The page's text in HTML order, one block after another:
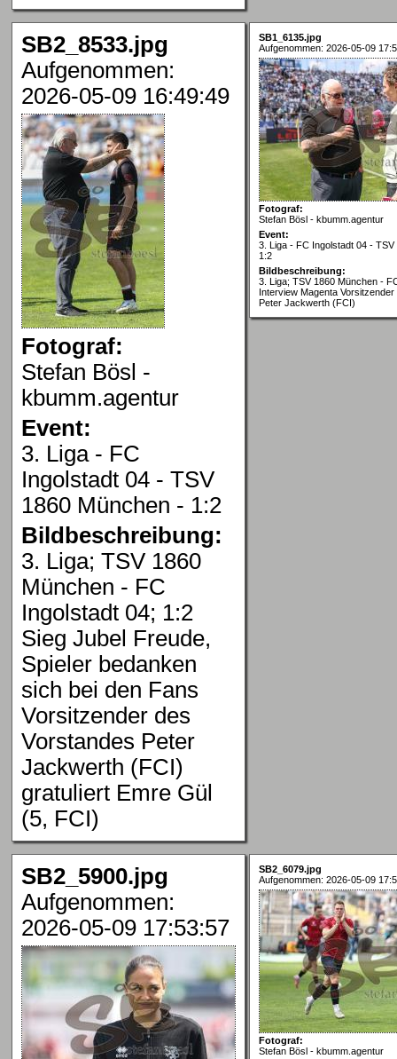
SB2_8533.jpg
Aufgenommen:
2026-05-09 16:49:49
Fotograf:
Stefan Bösl -
kbumm.agentur
Event:
3. Liga - FC
Ingolstadt 04 - TSV
1860 München - 1:2
Bildbeschreibung:
3. Liga; TSV 1860
München - FC
Ingolstadt 04; 1:2
Sieg Jubel Freude,
Spieler bedanken
sich bei den Fans
Vorsitzender des
Vorstandes Peter
Jackwerth (FCI)
gratuliert Emre Gül
(5, FCI)
SB1_6135.jpg
Aufgenommen: 2026-05-09
Fotograf:
Stefan Bösl - kbumm.agentur
Event:
3. Liga - FC Ingolstadt 04 -
1:2
Bildbeschreibung:
3. Liga; TSV 1860 München -
Interview Magenta
Peter Jackwerth (FCI)
SB2_5900.jpg
Aufgenommen:
2026-05-09 17:53:57
SB2_6079.jpg
Aufgenommen: 2026-05-09
Fotograf:
Stefan Bösl - kbumm.agentur